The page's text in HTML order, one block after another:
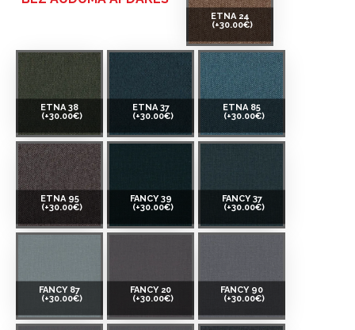
ETNA 24
(+30.00€)
ETNA 38
(+30.00€)
ETNA 37
(+30.00€)
ETNA 85
(+30.00€)
ETNA 95
(+30.00€)
FANCY 39
(+30.00€)
FANCY 37
(+30.00€)
FANCY 87
(+30.00€)
FANCY 20
(+30.00€)
FANCY 90
(+30.00€)